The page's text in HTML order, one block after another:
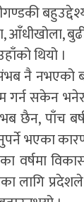
आँधीखोला,
थियो ।
नै नभएको
गर्न सकेन
छैन, पाँच
भएका
वर्षमा
लागि